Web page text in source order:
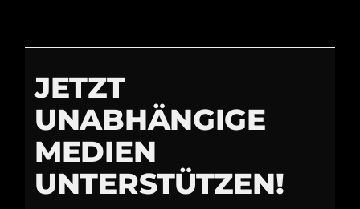
JETZT
UNABHÄNGIGE
MEDIEN
UNTERSTÜTZEN!